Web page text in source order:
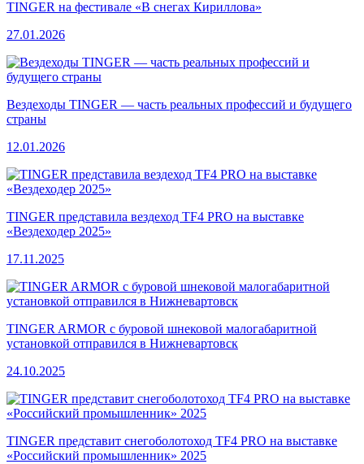
TINGER на фестивале «В снегах Кириллова»
27.01.2026
Вездеходы TINGER — часть реальных профессий и будущего
страны
12.01.2026
TINGER представила вездеход TF4 PRO на выставке
«Вездеходер 2025»
17.11.2025
TINGER ARMOR с буровой шнековой малогабаритной
установкой отправился в Нижневартовск
24.10.2025
TINGER представит снегоболотоход TF4 PRO на выставке
«Российский промышленник» 2025